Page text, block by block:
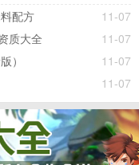
11-07
配方
11-07
质大全
11-07
）
11-07